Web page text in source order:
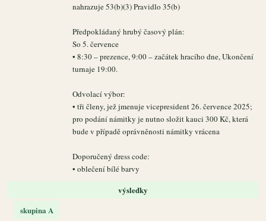
nahrazuje 53(b)(3) Pravidlo 35(b)
Předpokládaný hrubý časový plán:
So 5. července
• 8:30 – prezence, 9:00 – začátek hracího dne, Ukončení
turnaje 19:00.
Odvolací výbor:
• tři členy, jež jmenuje vicepresident 26. července 2025;
pro podání námitky je nutno složit kauci 300 Kč, která
bude v případě oprávněnosti námitky vrácena
Doporučený dress code:
• oblečení bílé barvy
výsledky
skupina A